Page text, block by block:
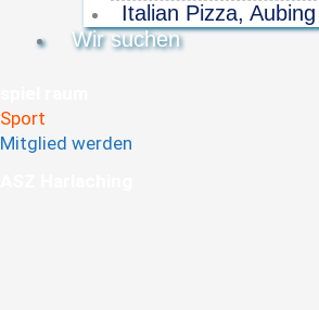
Italian Pizza, Aubing
Wir suchen
Sport
Mitglied werden